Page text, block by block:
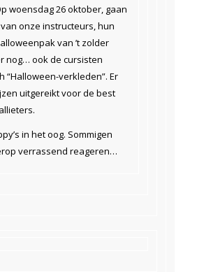
woensdag 26 oktober, gaan
onze instructeurs, hun
van ’t zolder
nog… ook de cursisten
“Halloween-verkleden”. Er
uitgereikt voor de best
in het oog. Sommigen
verrassend reageren…